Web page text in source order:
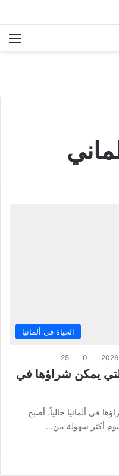
الحياة في ألمانيا
0
25
يمكن شراؤها في
في ألمانيا حالياً. أصبح
أكثر سهولة من…